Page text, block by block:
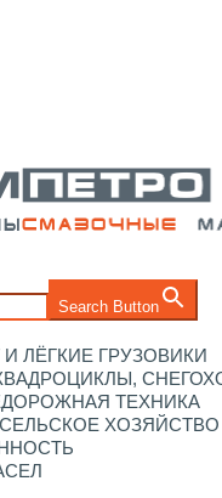
Search Button
ЛЁГКИЕ ГРУЗОВИКИ
ТЕХНИКА
ХОЗЯЙСТВО